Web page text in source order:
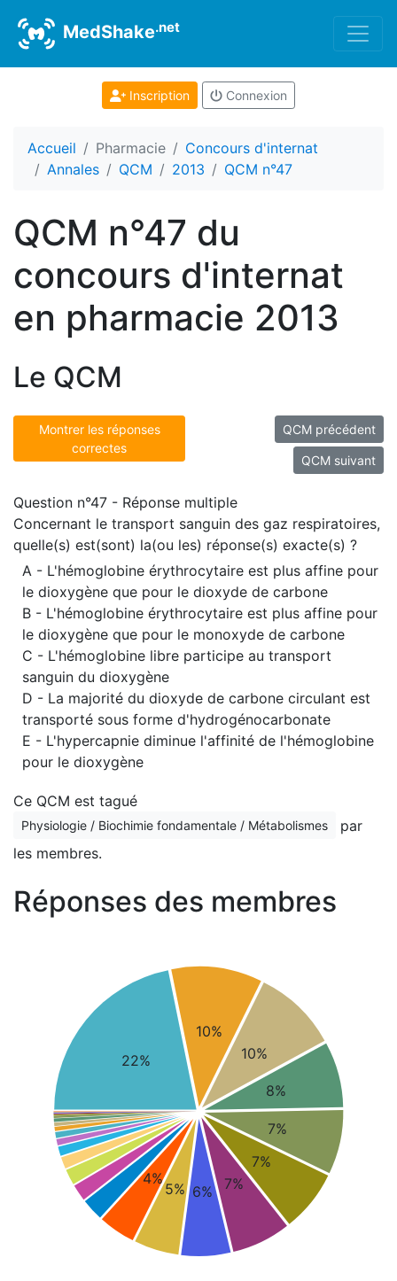
MedShake.net
Inscription Connexion
Accueil Pharmacie
Concours d'internat
Annales
QCM 2013 QCM n°47
QCM n°47 du
concours d'internat
en pharmacie 2013
Le QCM
Montrer les réponses
correctes
QCM précédent
QCM suivant
Question n°47 - Réponse multiple
Concernant le transport sanguin des gaz respiratoires,
quelle(s) est(sont) la(ou les) réponse(s) exacte(s) ?
A - L'hémoglobine érythrocytaire est plus affine pour
le dioxygène que pour le dioxyde de carbone
B - L'hémoglobine érythrocytaire est plus affine pour
le dioxygène que pour le monoxyde de carbone
C - L'hémoglobine libre participe au transport
sanguin du dioxygène
D - La majorité du dioxyde de carbone circulant est
transporté sous forme d'hydrogénocarbonate
E - L'hypercapnie diminue l'affinité de l'hémoglobine
pour le dioxygène
Ce QCM est tagué
Physiologie / Biochimie fondamentale / Métabolismes
par
les membres.
Réponses des membres
22%
10%
10%
8%
7%
7%
7%
6%
5%
4%